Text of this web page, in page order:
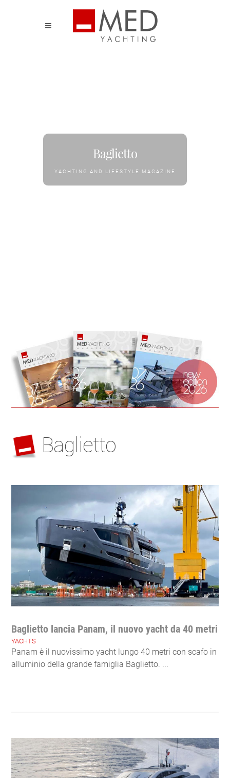
Baglietto
YACHTING AND LIFESTYLE MAGAZINE
Baglietto
Baglietto lancia Panam, il nuovo yacht da 40 metri
YACHTS
Panam è il nuovissimo yacht lungo 40 metri con scafo in
alluminio della grande famiglia Baglietto. ...